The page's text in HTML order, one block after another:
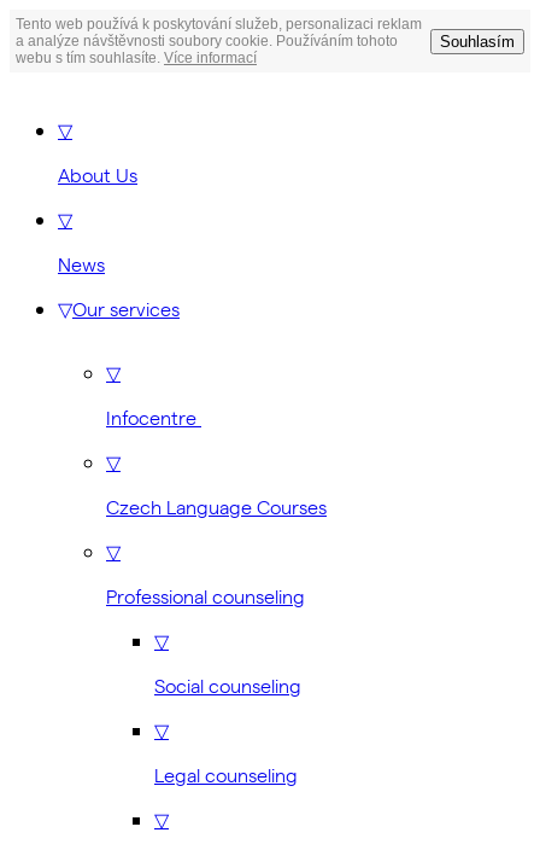
Tento web používá k poskytování služeb, personalizaci reklam
a analýze návštěvnosti soubory cookie. Používáním tohoto
webu s tím souhlasíte. Více informací
Souhlasím
▽
About Us
▽
News
▽Our services
▽
Infocentre
▽
Czech Language Courses
▽
Professional counseling
▽
Social counseling
▽
Legal counseling
▽